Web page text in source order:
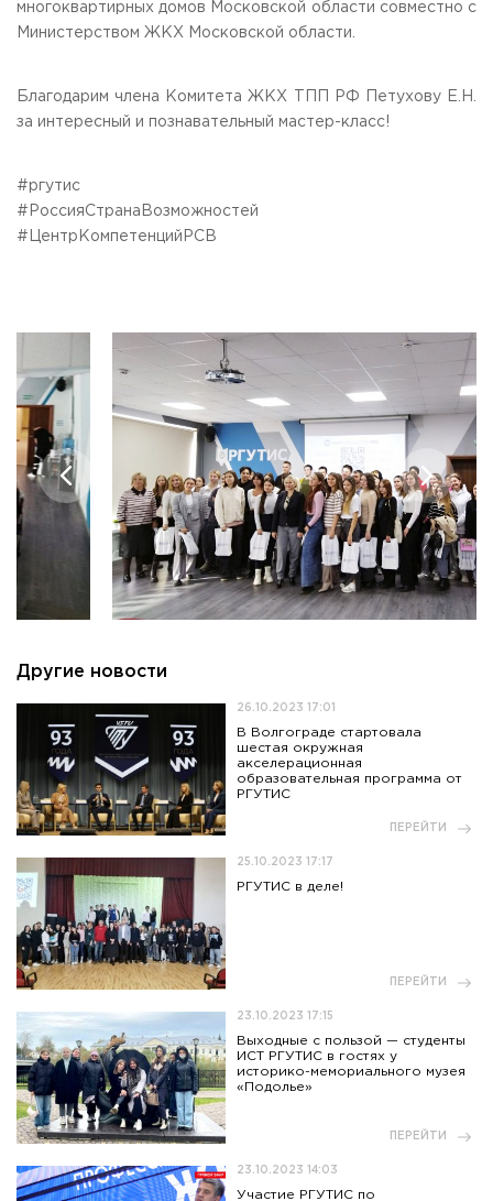
вс: выходной.
многоквартирных домов Московской области совместно с
Министерством ЖКХ Московской области.
Благодарим члена Комитета ЖКХ ТПП РФ Петухову Е.Н.
за интересный и познавательный мастер-класс!
#ргутис
#РоссияСтранаВозможностей
#ЦентрКомпетенцийРСВ
Другие новости
26.10.2023 17:01
В Волгограде стартовала
шестая окружная
акселерационная
образовательная программа от
РГУТИС
ПЕРЕЙТИ
25.10.2023 17:17
РГУТИС в деле!
ПЕРЕЙТИ
23.10.2023 17:15
Выходные с пользой — студенты
ИСТ РГУТИС в гостях у
историко-мемориального музея
«Подолье»
ПЕРЕЙТИ
23.10.2023 14:03
Участие РГУТИС по